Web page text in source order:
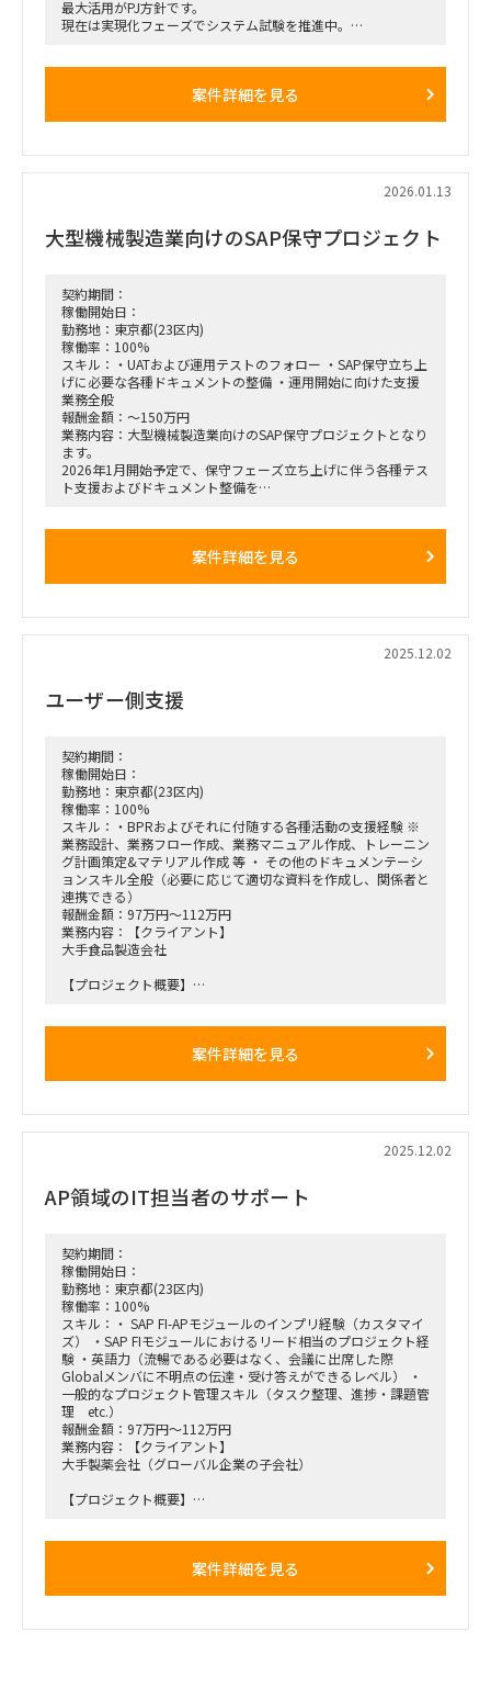
最大活用がPJ方針です。
現在は実現化フェーズでシステム試験を推進中。
加アドオン等の実装フェーズで
③販売管理管理コンサル（ＳＤ）※PSと連動経験が必要
～導入モジュール～
FI、CO、MM、PP、PS、SD、PEO
案件詳細を見る
2026.01.13
大型機械製造業向けのSAP保守プロジェクト
契約期間：
稼働開始日：
勤務地：東京都(23区内)
稼働率：100%
スキル：・UATおよび運用テストのフォロー ・SAP保守立ち上
げに必要な各種ドキュメントの整備 ・運用開始に向けた支援
業務全般
報酬金額：～150万円
業務内容：大型機械製造業向けのSAP保守プロジェクトとなり
ます。
2026年1月開始予定で、保守フェーズ立ち上げに伴う各種テス
ト支援およびドキュメント整備を
• SAP SDコンサルタント：1名
・SAP保守立ち上げに必要な各種ドキュメントの整備
・運用開始に向けた支援業務全般
案件詳細を見る
2025.12.02
ユーザー側支援
契約期間：
稼働開始日：
勤務地：東京都(23区内)
稼働率：100%
スキル：・BPRおよびそれに付随する各種活動の支援経験 ※
業務設計、業務フロー作成、業務マニュアル作成、トレーニン
グ計画策定&マテリアル作成 等 ・ その他のドキュメンテーシ
ョンスキル全般（必要に応じて適切な資料を作成し、関係者と
連携できる）
報酬金額：97万円～112万円
業務内容：【クライアント】
大手食品製造会社
【プロジェクト概要】
・親会社とグローバル展開している本業にかかわる子会社はす
・当該プロジェクトのBiz支援としてUAT実行、業務設計、マ
ニュアル修正等のドキュメンテーション、トレーニング支援を
【期間】
・26年1月以降～終了時期未定（Go Liveは2027年1月予定）
【働き方】
・オンサイト・リモート併用
・ 現状週1日のオンサイト予定（汐留のクライアントオフィ
ス）
案件詳細を見る
2025.12.02
AP領域のIT担当者のサポート
契約期間：
稼働開始日：
勤務地：東京都(23区内)
稼働率：100%
スキル：・ SAP FI-APモジュールのインプリ経験（カスタマイ
ズ） ・SAP FIモジュールにおけるリード相当のプロジェクト経
験 ・英語力（流暢である必要はなく、会議に出席した際
Globalメンバに不明点の伝達・受け答えができるレベル） ・
一般的なプロジェクト管理スキル（タスク整理、進捗・課題管
理 etc.）
報酬金額：97万円～112万円
業務内容：【クライアント】
大手製薬会社（グローバル企業の子会社）
【プロジェクト概要】
案件詳細を見る